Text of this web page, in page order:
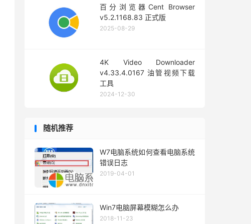
百分浏览器Cent Browser
v5.2.1168.83 正式版
2025-08-29
4K Video Downloader
v4.33.4.0167 油管视频下载
工具
2024-12-30
随机推荐
W7电脑系统如何查看电脑系统
错误日志
2019-04-01
Win7电脑屏幕模糊怎么办
2018-11-23